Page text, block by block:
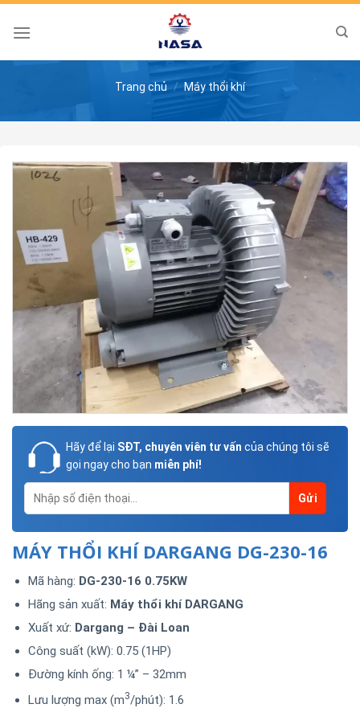
Skip
Trang chủ / Máy thổi khí
Hãy để lại SĐT, chuyên viên tư vấn của chúng tôi sẽ
gọi ngay cho bạn miễn phí!
MÁY THỔI KHÍ DARGANG DG-230-16
Mã hàng: DG-230-16 0.75KW
Hãng sản xuất: Máy thổi khí DARGANG
Xuất xứ: Dargang – Đài Loan
Công suất (kW): 0.75 (1HP)
Đường kính ống: 1 ¼” – 32mm
Lưu lượng max (m3/phút): 1.6